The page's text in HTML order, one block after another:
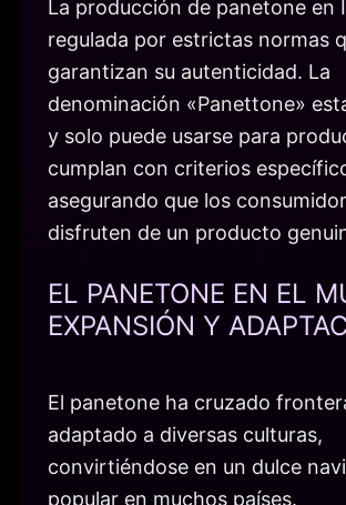
La producción de panetone en
regulada por estrictas normas
garantizan su autenticidad. La
denominación «Panettone»
y solo puede usarse para
cumplan con criterios
asegurando que los
disfruten de un producto
EL PANETONE EN EL
EXPANSIÓN Y
El panetone ha cruzado
adaptado a diversas culturas,
convirtiéndose en un dulce
popular en muchos países.